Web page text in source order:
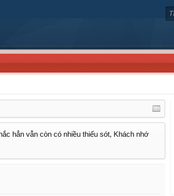
hẳn vẫn còn có nhiều thiếu sót, Khách nhớ